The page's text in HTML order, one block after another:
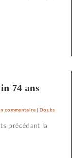
74 ans
commentaireon
|Doubs
précédant la